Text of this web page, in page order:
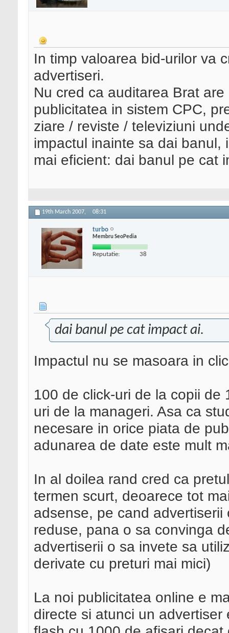
In timp valoarea bid-urilor va
advertiseri.
Nu cred ca auditarea Brat
publicitatea in sistem CPC,
ziare / reviste / televiziuni
impactul inainte sa dai banul,
mai eficient: dai banul pe cat
19th March 2007, 08:31
turbo
Membru SeoPedia
Reputatie: 38
dai banul pe cat impact ai.
Impactul nu se masoara in
100 de click-uri de la copii
uri de la manageri. Asa ca
necesare in orice piata de
adunarea de date este mult
In al doilea rand cred ca
termen scurt, deoarece tot
adsense, pe cand
reduse, pana o sa convinga
advertiserii o sa invete sa
derivate cu preturi mai mici)
La noi publicitatea online e
directe si atunci un